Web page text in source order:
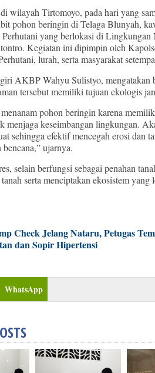
wilayah Tirtomoyo, pada hari yang
pohon beringin di Telaga Blunyah,
yang berlokasi di
Kegiatan ini dipimpin oleh
lurah, serta masyarakat
AKBP Wahyu Sulistyo, mengatakan
tersebut memiliki tujuan ekologis
pohon beringin karena
menjaga keseimbangan lingkungan.
sehingga efektif mencegah erosi dan
ujarnya.
selain berfungsi sebagai penahan
serta menciptakan ekosistem
Check Jelang Nataru, Petugas
dan Sopir Hipertensi
WhatsApp